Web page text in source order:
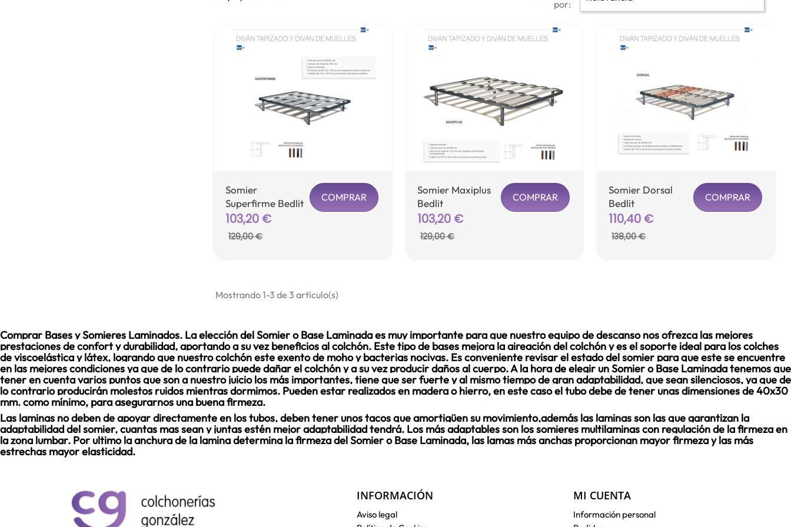
por:
Somier
Superfirme Bedlit
Precio
103,20 €Precio
129,00 €
COMPRAR
Somier Maxiplus
Bedlit
Precio
103,20 €Precio
129,00 €
COMPRAR
Somier Dorsal
Bedlit
Precio
110,40 €Precio
138,00 €
COMPRAR
Mostrando 1-3 de 3 artículo(s)
Comprar Bases y Somieres Laminados. La elección del Somier o Base Laminada es muy importante para que nuestro equipo de descanso nos ofrezca las mejores
prestaciones de confort y durabilidad, aportando a su vez beneficios al colchón. Este tipo de bases mejora la aireación del colchón y es el soporte ideal para los colches
de viscoelástica y látex, logrando que nuestro colchón este exento de moho y bacterias nocivas. Es conveniente revisar el estado del somier para que este se encuentre
en las mejores condiciones ya que de lo contrario puede dañar el colchón y a su vez producir daños al cuerpo. A la hora de elegir un Somier o Base Laminada tenemos que
tener en cuenta varios puntos que son a nuestro juicio los más importantes, tiene que ser fuerte y al mismo tiempo de gran adaptabilidad, que sean silenciosos, ya que de
lo contrario producirán molestos ruidos mientras dormimos. Pueden estar realizados en madera o hierro, en este caso el tubo debe de tener unas dimensiones de 40x30
mm. como mínimo, para asegurarnos una buena firmeza.
Las laminas no deben de apoyar directamente en los tubos, deben tener unos tacos que amortigüen su movimiento,además las laminas son las que garantizan la
adaptabilidad del somier, cuantas mas sean y juntas estén mejor adaptabilidad tendrá. Los más adaptables son los somieres multilaminas con regulación de la firmeza en
la zona lumbar. Por ultimo la anchura de la lamina determina la firmeza del Somier o Base Laminada, las lamas más anchas proporcionan mayor firmeza y las más
estrechas mayor elasticidad.
INFORMACIÓN
Aviso legal
MI CUENTA
Información personal